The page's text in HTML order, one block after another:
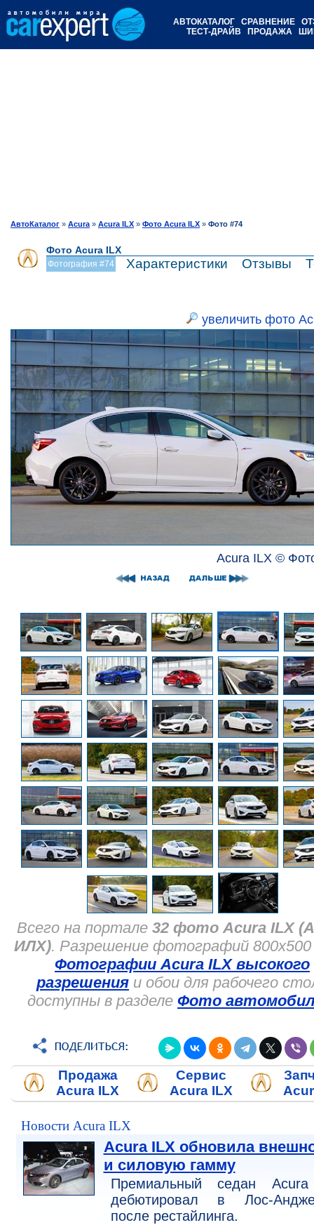
АВТОКАТАЛОГ СРАВНЕНИЕ
ТЕСТ-ДРАЙВ
ПРОДАЖА
АвтоКаталог » Acura » Acura ILX » Фото Acura ILX » Фото #74
Фото Acura ILX
Фотография #74 Характеристики Отзывы
увеличить фото
Acura ILX ©
Всего на портале 32 фото Acura ILX
ИЛХ). Разрешение фотографий 800x500
Фотографии Acura ILX высокого
разрешения и обои для рабочего
доступны в разделе Фото
Продажа
Acura ILX
Сервис
Acura ILX
Новости Acura ILX
Acura ILX обновила
и силовую гамму
Премиальный седан
дебютировал в Лос-
после рестайлинга.